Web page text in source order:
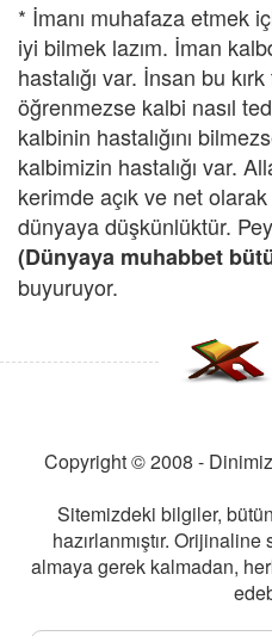
* İmanı muhafaza etmek
iyi bilmek lazım. İman
hastalığı var. İnsan bu kırk
öğrenmezse kalbi nasıl
kalbinin hastalığını
kalbimizin hastalığı var.
kerimde açık ve net
dünyaya düşkünlüktür.
(Dünyaya muhabbet
buyuruyor.
Copyright © 2008 - Dinimiz
Sitemizdeki bilgiler,
hazırlanmıştır.
almaya gerek kalmadan,